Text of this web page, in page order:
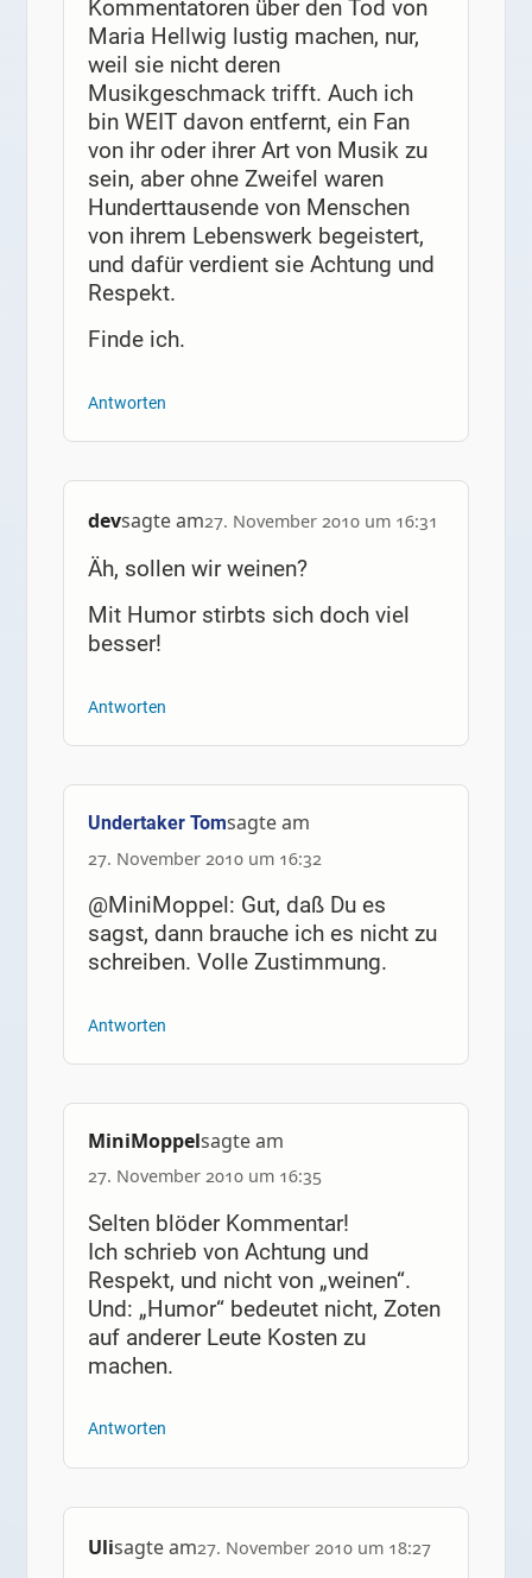
Kommentatoren über den Tod von
Maria Hellwig lustig machen, nur,
weil sie nicht deren
Musikgeschmack trifft. Auch ich
bin WEIT davon entfernt, ein Fan
von ihr oder ihrer Art von Musik zu
sein, aber ohne Zweifel waren
Hunderttausende von Menschen
von ihrem Lebenswerk begeistert,
und dafür verdient sie Achtung und
Respekt.
Finde ich.
Antworten
devsagte am27. November 2010 um 16:31
Äh, sollen wir weinen?
Mit Humor stirbts sich doch viel
besser!
Antworten
Undertaker Tomsagte am
27. November 2010 um 16:32
@MiniMoppel: Gut, daß Du es
sagst, dann brauche ich es nicht zu
schreiben. Volle Zustimmung.
Antworten
MiniMoppelsagte am
27. November 2010 um 16:35
Selten blöder Kommentar!
Ich schrieb von Achtung und
Respekt, und nicht von „weinen“.
Und: „Humor“ bedeutet nicht, Zoten
auf anderer Leute Kosten zu
machen.
Antworten
Ulisagte am27. November 2010 um 18:27